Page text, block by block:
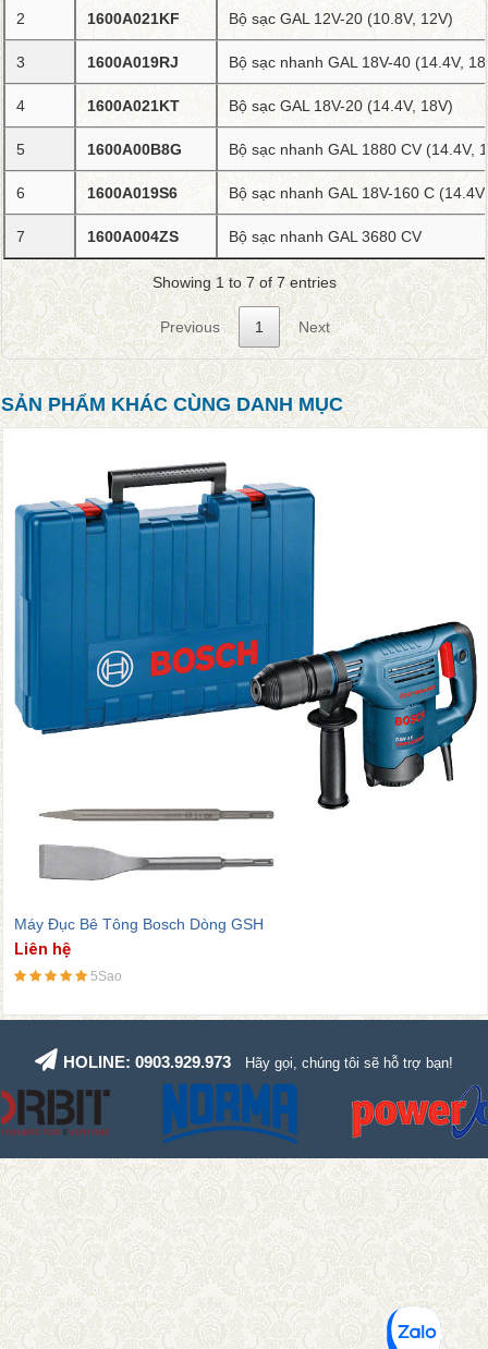
2 1600A021KF Bộ sạc GAL 12V-20 (10.8V, 12V)
3 1600A019RJ Bộ sạc nhanh GAL 18V-40 (14.4V,
4 1600A021KT Bộ sạc GAL 18V-20 (14.4V, 18V)
5 1600A00B8G Bộ sạc nhanh GAL 1880 CV (14.4V,
6 1600A019S6 Bộ sạc nhanh GAL 18V-160 C
7 1600A004ZS Bộ sạc nhanh GAL 3680 CV
Showing 1 to 7 of 7 entries
Previous 1 Next
SẢN PHẨM KHÁC CÙNG DANH MỤC
Máy Khoan Búa Bosch Dòng GBH
Liên hệ
5Sao
HOLINE: 0903.929.973 Hãy gọi, chúng tôi sẽ hỗ trợ bạn!